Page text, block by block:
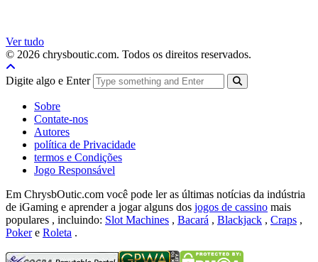
Ver tudo
© 2026 chrysboutic.com. Todos os direitos reservados.
Digite algo e Enter
Sobre
Contate-nos
Autores
política de Privacidade
termos e Condições
Jogo Responsável
Em ChrysbOutic.com você pode ler as últimas notícias da indústria
de iGaming e aprender a jogar alguns dos jogos de cassino mais
populares , incluindo: Slot Machines , Bacará , Blackjack , Craps ,
Pokere Roleta .